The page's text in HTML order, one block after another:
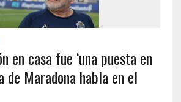
en casa fue ‘una puesta en
de Maradona habla en el